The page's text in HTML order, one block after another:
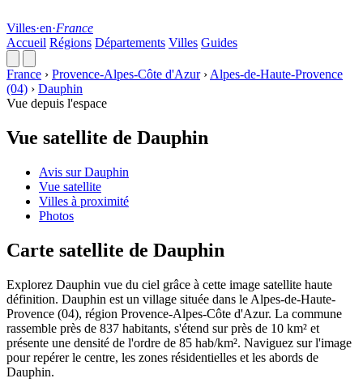
Villes·en·France
Accueil Régions Départements Villes Guides
France › Provence-Alpes-Côte d'Azur › Alpes-de-Haute-Provence
(04) › Dauphin
Vue depuis l'espace
Vue satellite de Dauphin
Avis sur Dauphin
Vue satellite
Villes à proximité
Photos
Carte satellite de Dauphin
Explorez Dauphin vue du ciel grâce à cette image satellite haute
définition. Dauphin est un village située dans le Alpes-de-Haute-
Provence (04), région Provence-Alpes-Côte d'Azur. La commune
rassemble près de 837 habitants, s'étend sur près de 10 km² et
présente une densité de l'ordre de 85 hab/km². Naviguez sur l'image
pour repérer le centre, les zones résidentielles et les abords de
Dauphin.